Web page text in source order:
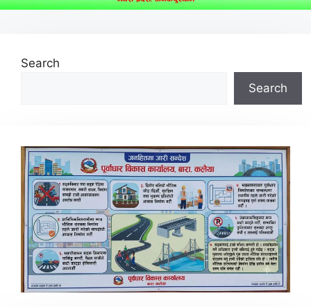
Search
Search